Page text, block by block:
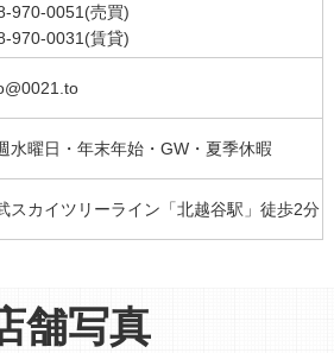
970-0051(売買)
970-0031(賃貸)
水曜日・年末年始・GW・夏季休暇
スカイツリーライン「北越谷駅」徒歩2分
舗写真